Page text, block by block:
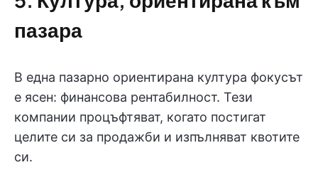
пазара
В една пазарно ориентирана култура фокусът
е ясен: финансова рентабилност. Тези
компании процъфтяват, когато постигат
целите си за продажби и изпълняват квотите
си.